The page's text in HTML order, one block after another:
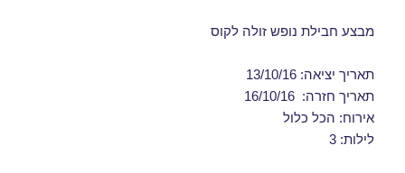
מבצע חבילת נופש זולה לקוס
תאריך יציאה: 13/10/16
תאריך חזרה: 16/10/16
אירוח: הכל כלול
לילות: 3